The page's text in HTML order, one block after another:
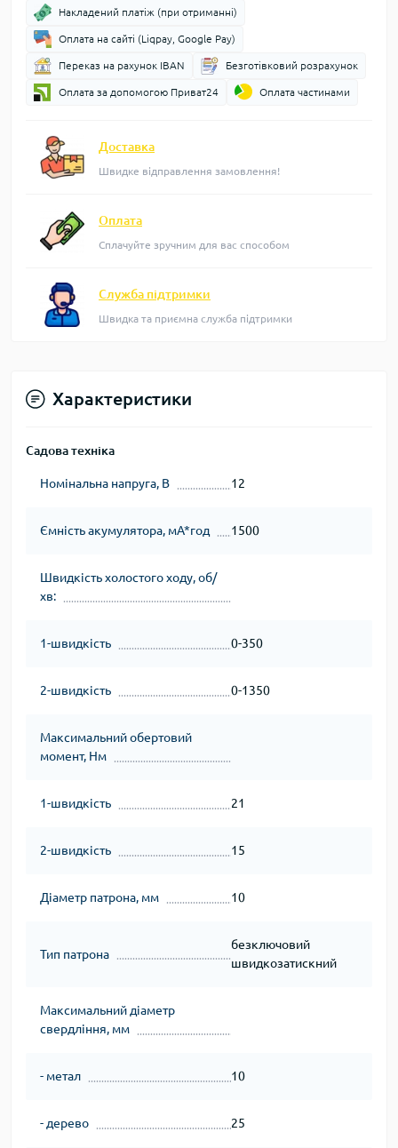
Накладений платіж (при отриманні)
Оплата на сайті (Liqpay, Google Pay)
Переказ на рахунок IBAN Безготівковий розрахунок
Оплата за допомогою Приват24 Оплата частинами
Доставка
Швидке відправлення замовлення!
Оплата
Сплачуйте зручним для вас способом
Служба підтримки
Швидка та приємна служба підтримки
Характеристики
Садова техніка
Номінальна напруга, В 12
Ємність акумулятора, мА*год 1500
Швидкість холостого ходу, об/
хв:
1-швидкість 0-350
2-швидкість 0-1350
Максимальний обертовий
момент, Нм
1-швидкість 21
2-швидкість 15
Діаметр патрона, мм 10
Тип патрона
безключовий
швидкозатискний
Максимальний діаметр
свердління, мм
- метал 10
- дерево 25